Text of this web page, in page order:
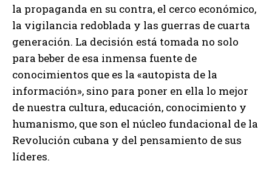
la propaganda en su contra, el cerco económico,
la vigilancia redoblada y las guerras de cuarta
generación. La decisión está tomada no solo
para beber de esa inmensa fuente de
conocimientos que es la «autopista de la
información», sino para poner en ella lo mejor
de nuestra cultura, educación, conocimiento y
humanismo, que son el núcleo fundacional de la
Revolución cubana y del pensamiento de sus
líderes.